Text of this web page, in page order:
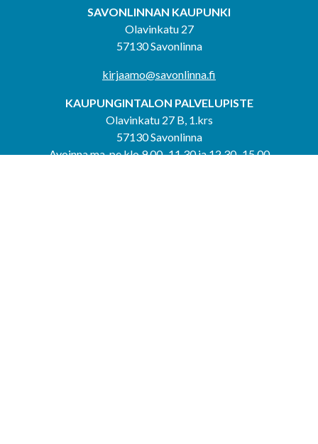
SAVONLINNAN KAUPUNKI
Olavinkatu 27
57130 Savonlinna
kirjaamo@savonlinna.fi
KAUPUNGINTALON PALVELUPISTE
Olavinkatu 27 B, 1.krs
57130 Savonlinna
Avoinna ma-pe klo 9.00–11.30 ja 12.30–15.00